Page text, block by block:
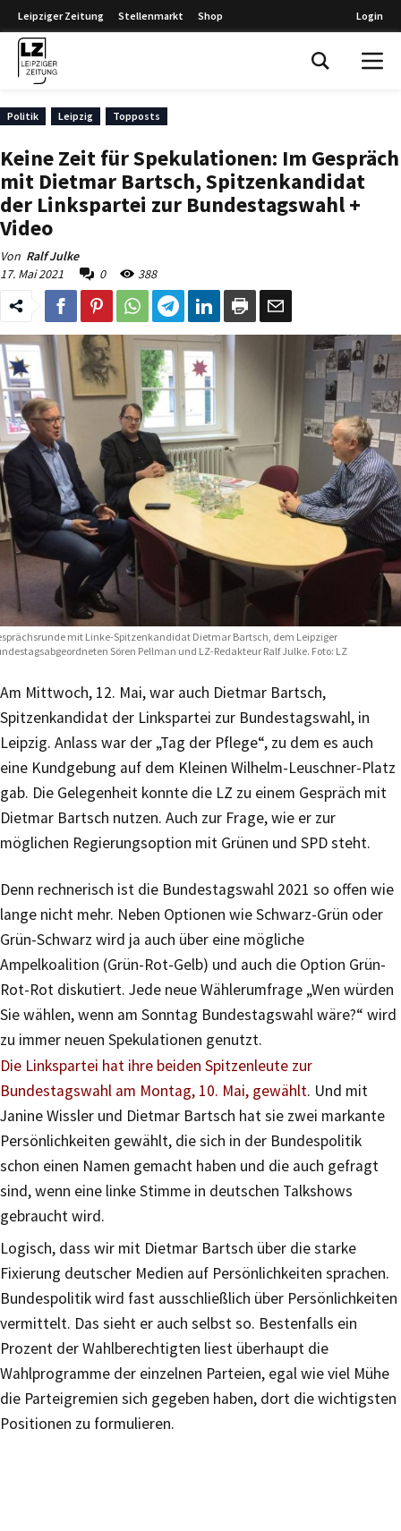
Leipziger Zeitung Stellenmarkt Shop Login
Politik Leipzig Topposts
Keine Zeit für Spekulationen: Im Gespräch
mit Dietmar Bartsch, Spitzenkandidat
der Linkspartei zur Bundestagswahl +
Video
Von Ralf Julke
17. Mai 2021
0 388
mit Linke-Spitzenkandidat Dietmar Bartsch, dem Leipziger
Sören Pellman und LZ-Redakteur Ralf Julke. Foto: LZ
Am Mittwoch, 12. Mai, war auch Dietmar Bartsch,
Spitzenkandidat der Linkspartei zur Bundestagswahl, in
Leipzig. Anlass war der „Tag der Pflege“, zu dem es auch
eine Kundgebung auf dem Kleinen Wilhelm-Leuschner-Platz
gab. Die Gelegenheit konnte die LZ zu einem Gespräch mit
Dietmar Bartsch nutzen. Auch zur Frage, wie er zur
möglichen Regierungsoption mit Grünen und SPD steht.
Denn rechnerisch ist die Bundestagswahl 2021 so offen wie
lange nicht mehr. Neben Optionen wie Schwarz-Grün oder
Grün-Schwarz wird ja auch über eine mögliche
Ampelkoalition (Grün-Rot-Gelb) und auch die Option Grün-
Rot-Rot diskutiert. Jede neue Wählerumfrage „Wen würden
Sie wählen, wenn am Sonntag Bundestagswahl wäre?“ wird
zu immer neuen Spekulationen genutzt.
Die Linkspartei hat ihre beiden Spitzenleute zur
Bundestagswahl am Montag, 10. Mai, gewählt. Und mit
Janine Wissler und Dietmar Bartsch hat sie zwei markante
Persönlichkeiten gewählt, die sich in der Bundespolitik
schon einen Namen gemacht haben und die auch gefragt
sind, wenn eine linke Stimme in deutschen Talkshows
gebraucht wird.
Logisch, dass wir mit Dietmar Bartsch über die starke
Fixierung deutscher Medien auf Persönlichkeiten sprachen.
Bundespolitik wird fast ausschließlich über Persönlichkeiten
vermittelt. Das sieht er auch selbst so. Bestenfalls ein
Prozent der Wahlberechtigten liest überhaupt die
Wahlprogramme der einzelnen Parteien, egal wie viel Mühe
die Parteigremien sich gegeben haben, dort die wichtigsten
Positionen zu formulieren.